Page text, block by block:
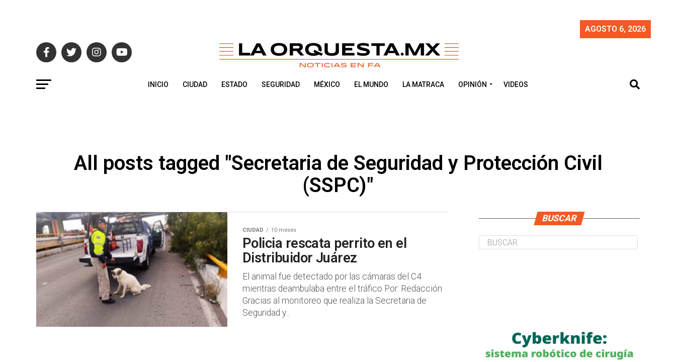
AGOSTO 6, 2026
INICIO CIUDAD ESTADO SEGURIDAD MÉXICO EL MUNDO LA MATRACA OPINIÓN VIDEOS
All posts tagged "Secretaria de Seguridad y Protección Civil
(SSPC)"
CIUDAD 10 meses
Policia rescata perrito en el
Distribuidor Juárez
El animal fue detectado por las cámaras del C4
mientras deambulaba entre el tráfico Por: Redacción
Gracias al monitoreo que realiza la Secretaria de
Seguridad y...
BUSCAR